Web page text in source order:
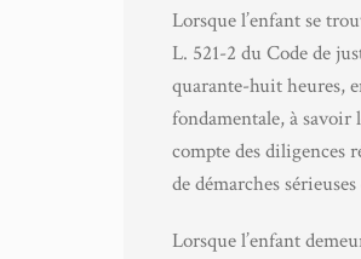
Lorsque l’enfant se
L. 521-2 du Code de
quarante-huit heures,
fondamentale, à
compte des diligences
de démarches
Lorsque l’enfant